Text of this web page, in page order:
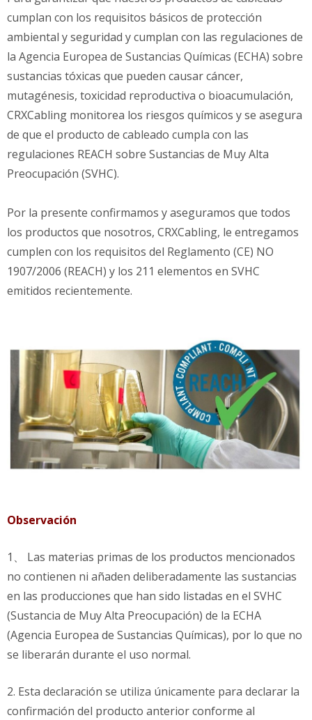
cumplan con los requisitos básicos de protección
ambiental y seguridad y cumplan con las regulaciones de
la Agencia Europea de Sustancias Químicas (ECHA) sobre
sustancias tóxicas que pueden causar cáncer,
mutagénesis, toxicidad reproductiva o bioacumulación,
CRXCabling monitorea los riesgos químicos y se asegura
de que el producto de cableado cumpla con las
regulaciones REACH sobre Sustancias de Muy Alta
Preocupación (SVHC).
Por la presente confirmamos y aseguramos que todos
los productos que nosotros, CRXCabling, le entregamos
cumplen con los requisitos del Reglamento (CE) NO
1907/2006 (REACH) y los 211 elementos en SVHC
emitidos recientemente.
Observación
1、 Las materias primas de los productos mencionados
no contienen ni añaden deliberadamente las sustancias
en las producciones que han sido listadas en el SVHC
(Sustancia de Muy Alta Preocupación) de la ECHA
(Agencia Europea de Sustancias Químicas), por lo que no
se liberarán durante el uso normal.
2. Esta declaración se utiliza únicamente para declarar la
confirmación del producto anterior conforme al